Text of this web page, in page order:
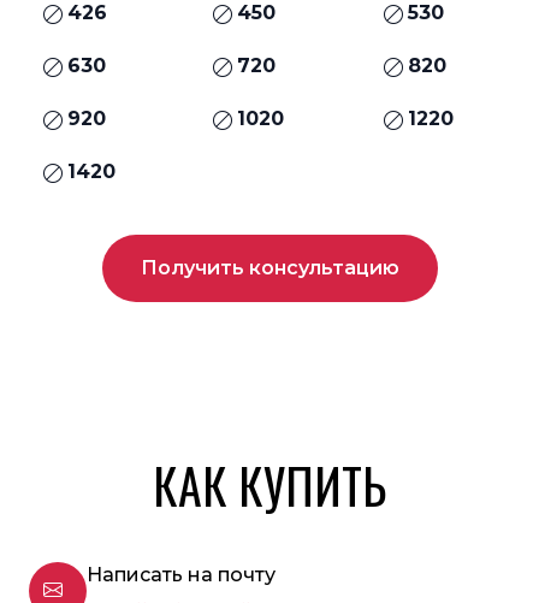
426 450 530
630 720 820
920 1020 1220
1420
Получить консультацию
КАК КУПИТЬ
Написать на почту